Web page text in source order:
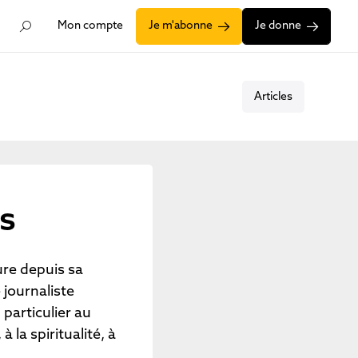
Mon compte Je m'abonne Je donne
Articles
depuis sa
journaliste
particulier au
la spiritualité, à